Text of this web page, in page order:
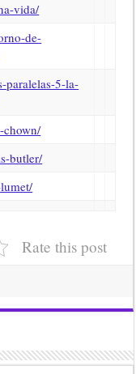
vida/
de-
paralelas-5-la-
chown/
butler/
Rate this post